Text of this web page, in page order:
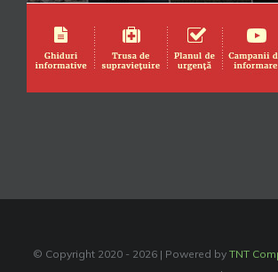
© Copyright 2020 - 2026 | Powered by TNT